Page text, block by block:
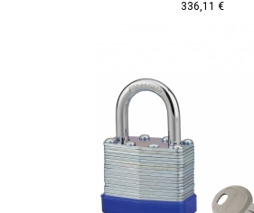
336,11 €